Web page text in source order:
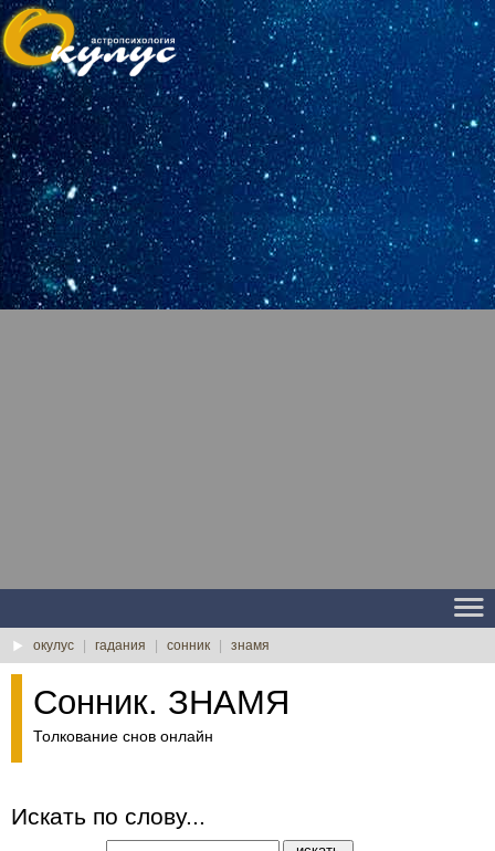
окулус гадания сонник знамя
Сонник. ЗНАМЯ
Толкование снов онлайн
Искать по слову...